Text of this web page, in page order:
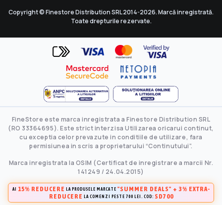
Copyright © Finestore Distribution SRL 2014-2026. Marcă inregistrată.
Toate drepturile rezervate.
FineStore este marca inregistrata a Finestore Distribution SRL
(RO 33364695). Este strict interzisa Utilizarea oricarui continut,
cu exceptia celor prevazute in conditiile de utilizare, fara
permisiunea in scris a proprietarului “Continutului”.
Marca inregistrata la OSIM (Certificat de inregistrare a marcii Nr.
141249 / 24.04.2015)
AI 15% REDUCERE LA PRODUSELE MARCATE "SUMMER DEALS" + 3% EXTRA-
REDUCERE LA COMENZI PESTE 700 LEI. COD: SD700